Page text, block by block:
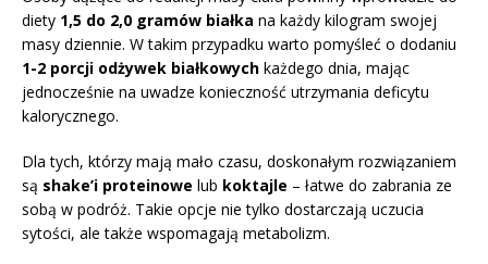
diety 1,5 do 2,0 gramów białka na każdy kilogram swojej
masy dziennie. W takim przypadku warto pomyśleć o dodaniu
1-2 porcji odżywek białkowych każdego dnia, mając
jednocześnie na uwadze konieczność utrzymania deficytu
kalorycznego.
Dla tych, którzy mają mało czasu, doskonałym rozwiązaniem
są shake’i proteinowe lub koktajle – łatwe do zabrania ze
sobą w podróż. Takie opcje nie tylko dostarczają uczucia
sytości, ale także wspomagają metabolizm.